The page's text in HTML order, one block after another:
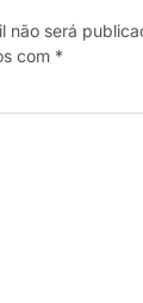
não será
com *